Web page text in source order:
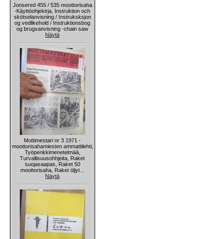
Jonsered 455 / 535 moottorisaha
-Käyttöohjekirja, Instruktion och
skötselanvisning / Instruksksjon
og vedlikehold / Instruktionsbog
og brugsanvisning -chain saw
Näytä
Mottimestari nr 3 1971 -
moottorisahamiesten ammattilehti,
Työpenkkimenetelmää,
Turvallisuusohhjeita, Raket
suojasaapas, Raket 50
moottorisaha, Raket öljyt...
Näytä